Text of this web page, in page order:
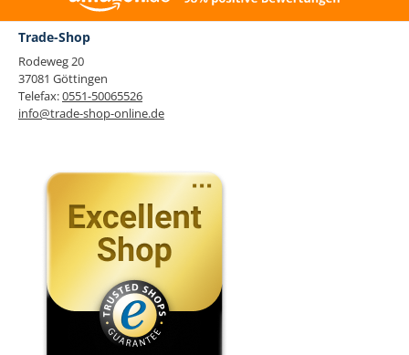
Trade-Shop
Rodeweg 20
37081 Göttingen
Telefax:0551-50065526
info@trade-shop-online.de